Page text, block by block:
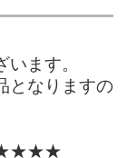
ます。
となりますの